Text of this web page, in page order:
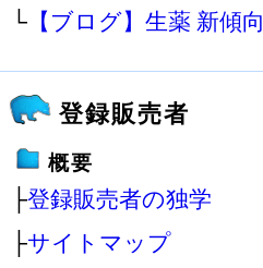
└ 【ブログ】生薬 新傾向
登録販売者
概要
├登録販売者の独学
├サイトマップ